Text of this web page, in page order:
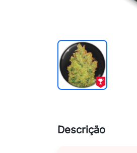
Descrição